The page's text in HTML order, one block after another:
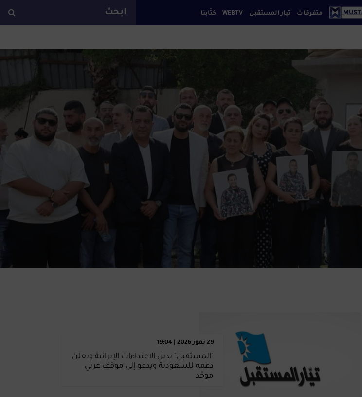
متفرقات
سياحة
منوعات
مواقع
إجتماعية
تيار المستقبل WEBTV كتّابنا
29 تموز 2026 | 19:04
"المستقبل" يدين الاعتداءات الإيرانية ويعلن
دعمه للسعودية ويدعو إلى موقف عربي
موحّد